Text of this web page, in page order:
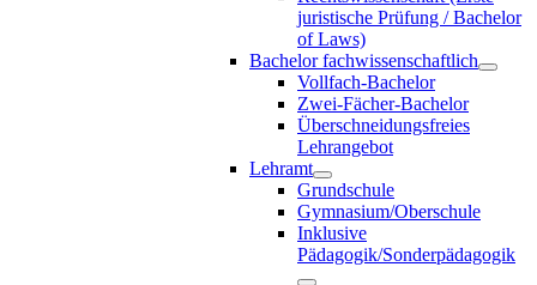
juristische Prüfung / Bachelor
of Laws)
Bachelor fachwissenschaftlich
Vollfach-Bachelor
Zwei-Fächer-Bachelor
Überschneidungsfreies
Lehrangebot
Lehramt
Grundschule
Gymnasium/Oberschule
Inklusive
Pädagogik/Sonderpädagogik